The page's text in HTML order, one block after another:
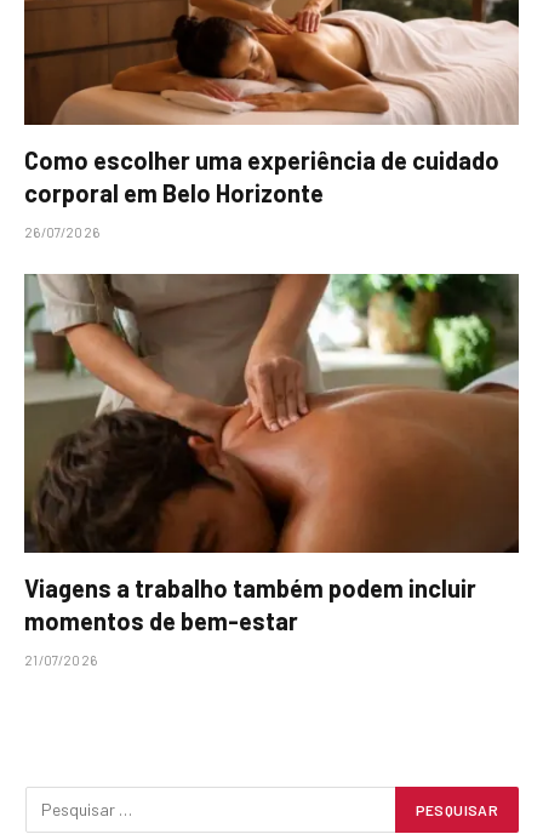
Como escolher uma experiência de cuidado
corporal em Belo Horizonte
26/07/2026
Viagens a trabalho também podem incluir
momentos de bem-estar
21/07/2026